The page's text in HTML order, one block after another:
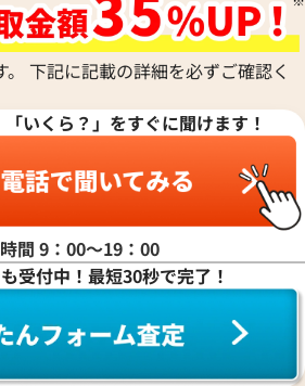
す
IWC アクアタイマー
参考買取価格
450,000 円
※2024年1月9日時点の参考買
。 下記に記載の詳細を必ずご確認く
「いくら？」をすぐに聞けます！
間 9：00〜19：00
受付中！最短30秒で完了！